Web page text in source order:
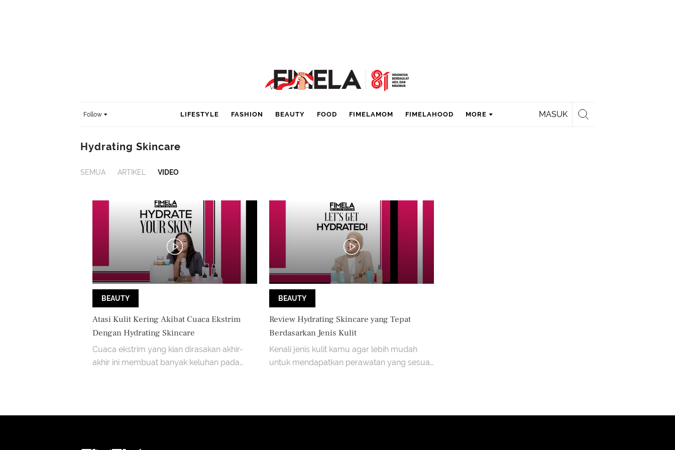
Follow MASUK
LIFESTYLE FASHION BEAUTY FOOD FIMELAMOM FIMELAHOOD MORE
Hydrating Skincare
SEMUA ARTIKEL VIDEO
BEAUTY
Atasi Kulit Kering Akibat Cuaca Ekstrim
Dengan Hydrating Skincare
Cuaca ekstrim yang kian dirasakan akhir-
akhir ini membuat banyak keluhan pada
BEAUTY
Review Hydrating Skincare yang Tepat
Berdasarkan Jenis Kulit
Kenali jenis kulit kamu agar lebih mudah
untuk mendapatkan perawatan yang sesuai